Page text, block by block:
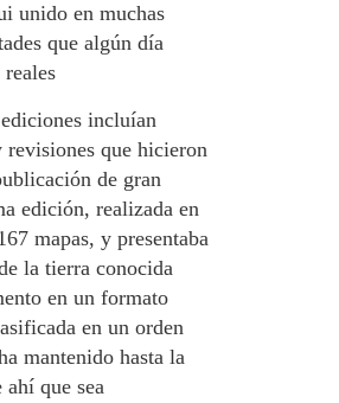
unido en muchas
que algún día
incluían
revisiones que hicieron
de gran
edición, realizada en
mapas, y presentaba
la tierra conocida
en un formato
en un orden
mantenido hasta la
que sea